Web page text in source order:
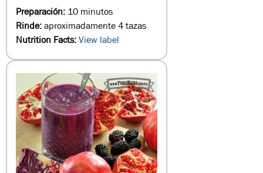
Preparación: 10 minutos
Rinde:aproximadamente 4 tazas
Nutrition Facts:View label